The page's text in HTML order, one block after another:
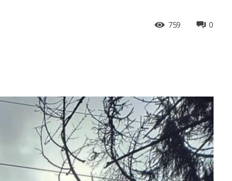
0
759